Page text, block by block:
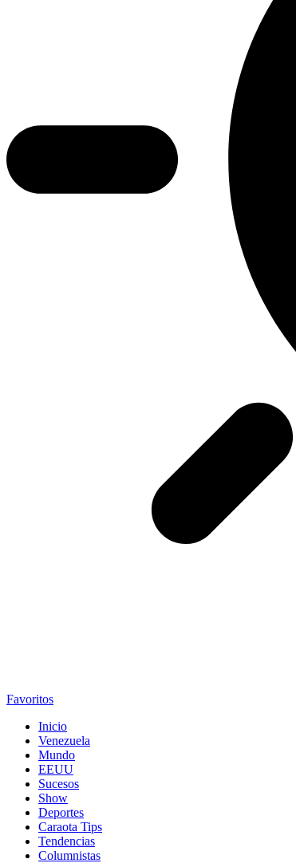
Favoritos
Inicio
Venezuela
Mundo
EEUU
Sucesos
Show
Deportes
Caraota Tips
Tendencias
Columnistas